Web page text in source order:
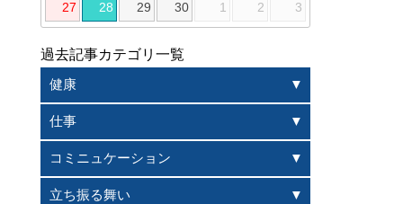
27 28 29 30 1 2 3
過去記事カテゴリ一覧
健康
仕事
コミニュケーション
立ち振る舞い